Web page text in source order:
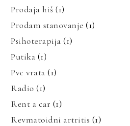
Prodaja hiš (1)
Prodam stanovanje (1)
Psihoterapija (1)
Putika (1)
Pvc vrata (1)
Radio (1)
Rent a car (1)
Revmatoidni artritis (1)